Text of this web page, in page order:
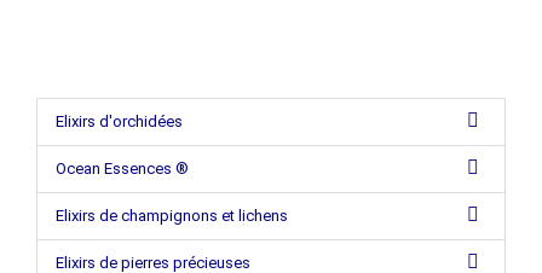
Elixirs d'orchidées
Ocean Essences ®
Elixirs de champignons et lichens
Elixirs de pierres précieuses